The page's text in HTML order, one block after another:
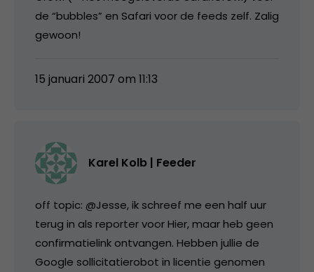
de “bubbles” en Safari voor de feeds zelf. Zalig
gewoon!
15 januari 2007 om 11:13
Karel Kolb | Feeder
off topic: @Jesse, ik schreef me een half uur
terug in als reporter voor Hier, maar heb geen
confirmatielink ontvangen. Hebben jullie de
Google sollicitatierobot in licentie genomen